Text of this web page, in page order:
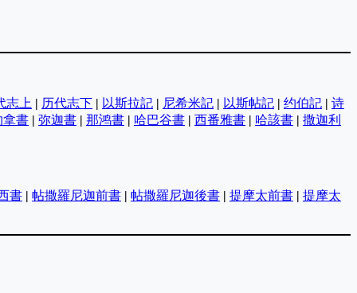
志上 | 历代志下 | 以斯拉記 | 尼希米記 | 以斯帖記 | 约伯記 | 诗
拿書 | 弥迦書 | 那鸿書 | 哈巴谷書 | 西番雅書 | 哈該書 | 撒迦利
書 | 帖撒羅尼迦前書 | 帖撒羅尼迦後書 | 提摩太前書 | 提摩太